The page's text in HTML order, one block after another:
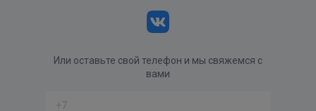
Или оставьте свой телефон и мы свяжемся с
вами